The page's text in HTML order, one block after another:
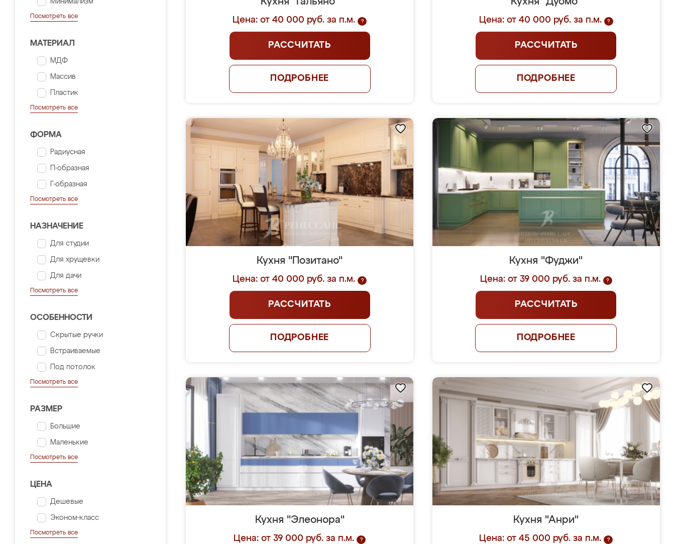
Минимализм
Посмотреть все
МАТЕРИАЛ
МДФ
Массив
Пластик
Посмотреть все
ФОРМА
Радиусная
П-образная
Г-образная
Посмотреть все
НАЗНАЧЕНИЕ
Для студии
Для хрущевки
Для дачи
Посмотреть все
ОСОБЕННОСТИ
Скрытые ручки
Встраиваемые
Под потолок
Посмотреть все
РАЗМЕР
Большие
Маленькие
Посмотреть все
ЦЕНА
Дешевые
Эконом-класс
Посмотреть все
Цена: от 40 000 руб. за п.м. ?
РАССЧИТАТЬ
ПОДРОБНЕЕ
Цена: от 40 000 руб. за п.м. ?
РАССЧИТАТЬ
ПОДРОБНЕЕ
Кухня "Позитано"
Цена: от 40 000 руб. за п.м. ?
РАССЧИТАТЬ
ПОДРОБНЕЕ
Кухня "Фуджи"
Цена: от 39 000 руб. за п.м. ?
РАССЧИТАТЬ
ПОДРОБНЕЕ
Кухня "Элеонора"
Цена: от 39 000 руб. за п.м. ?
Кухня "Анри"
Цена: от 45 000 руб. за п.м. ?